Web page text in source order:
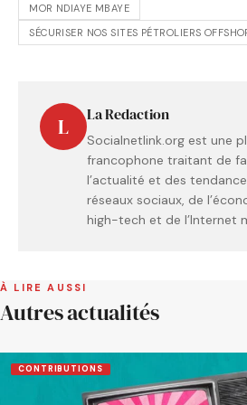
MOR NDIAYE MBAYE
SÉCURISER NOS SITES PÉTROLIERS
L La Redaction
Socialnetlink.org est une
francophone traitant de
l’actualité et des
réseaux sociaux, de
high-tech et de l’Internet
À LIRE AUSSI
Autres actualités
CONTRIBUTIONS